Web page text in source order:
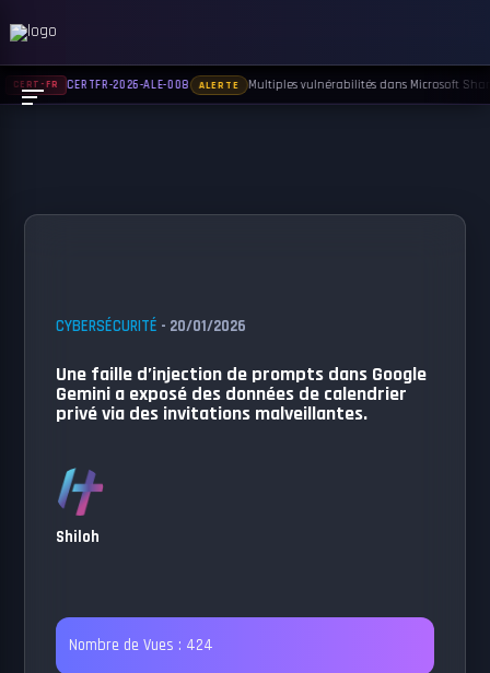
CYBERSÉCURITÉ - 20/01/2026
Une faille d’injection de prompts dans Google
Gemini a exposé des données de calendrier
privé via des invitations malveillantes.
Shiloh
Nombre de Vues : 424
CERT-FR CERTFR-2026-ALE-008 ALERTE Multiples vulnérabilités dans Microsoft